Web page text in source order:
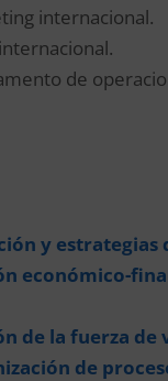
internacional.
de
y
económico-
de la fuerza
de